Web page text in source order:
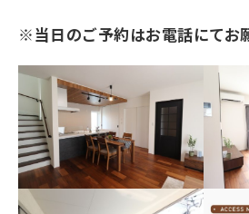
※当日のご予約はお電話にてお